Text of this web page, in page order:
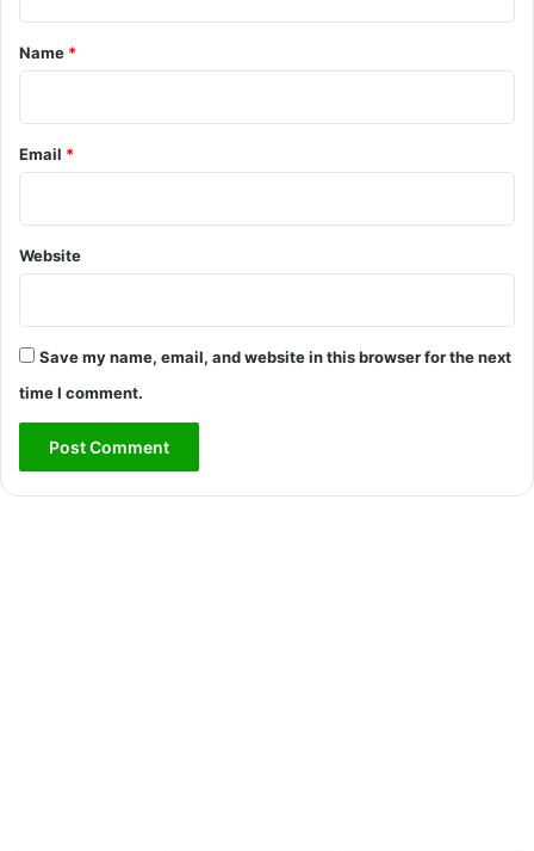
*
Name *
Email *
Website
Save my name, email, and website in this browser for the next
time I comment.